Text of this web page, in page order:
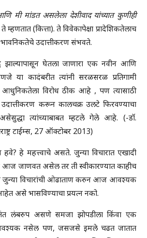
मी मांडत असलेला देशीवाद यांच्यात कुणीही
म्हणतात (कित्ता). ते विवेकापेक्षा प्रादेशिकतेलाच
भावनिकतेचे उदात्तीकरण संभवते.
झाल्यापासून घेतला जाणारा एक नवीन आणि
या कादंबरीत त्यांनी सरळसरळ प्रतिगामी
विरोध ठीक आहे , पण त्यासाठी
उदात्तीकरण करून कालचक्र उलटे फिरवण्याचा
त्यांच्याबाबत म्हटले गेले आहे. (-डॉ.
टाईम्स, 27 ऑक्टोबर 2013)
हे महत्त्वाचे असते. जुन्या विचारात एखादी
जाणवत असेल तर ती स्वीकारण्यात काहीच
विचारांची ओढाताण करुन आज आवश्यक
असे भासविण्याचा प्रयत्न नको.
लंबरुप असणे समजा झोपडीला किंवा एक
नसेल पण, जसजसे इमले चढत जातात